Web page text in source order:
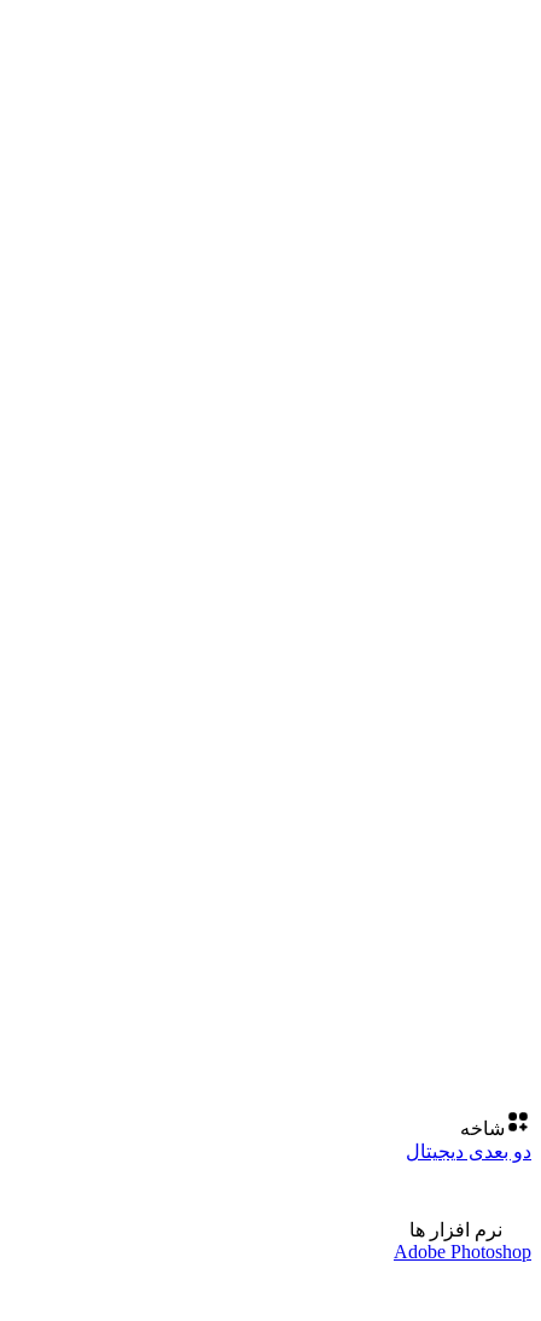
شاخه
دو بعدی دیجیتال
نرم افزار ها
Adobe Photoshop